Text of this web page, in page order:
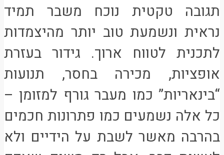
תגובה טקטית נוכח משבר תמיד
נראית ונשמעת טוב יותר מהיצמדות
לתכנית לטווח ארוך. גידור בעזרת
אופציות, מכירה בחסר, תנועות
“בינאריות” כמו מעבר גורף למזומן –
כל אלה נשמעים כמו פתרונות חכמים
בהרבה מאשר לשבת על הידיים ולא